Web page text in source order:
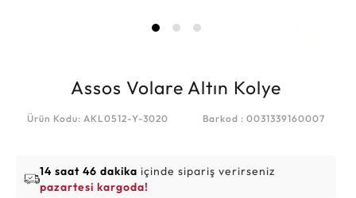
Assos Volare Altın Kolye
Ürün Kodu: AKL0512-Y-3020 Barkod : 0031339160007
14 saat 46 dakika içinde sipariş verirseniz
pazartesi kargoda!